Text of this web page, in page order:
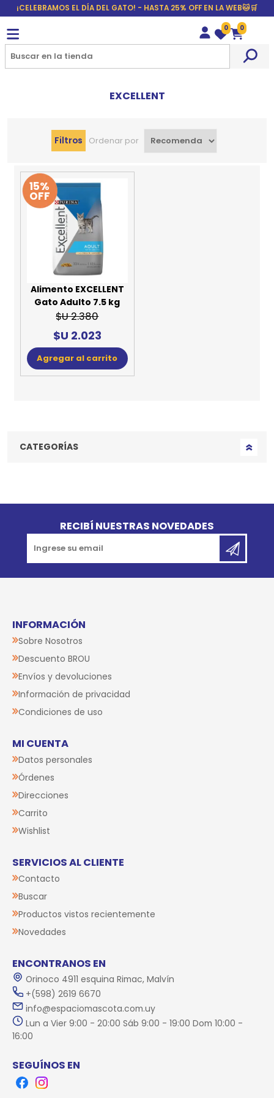
¡CELEBRAMOS EL DÍA DEL GATO! - HASTA 25% OFF EN LA WEB🐱🛒
Wishlist
0
Carrito
0
EXCELLENT
Filtros Ordenar por
15%
OFF
Alimento EXCELLENT
Gato Adulto 7.5 kg
$U 2.380
$U 2.023
Agregar al carrito
CATEGORÍAS
RECIBÍ NUESTRAS NOVEDADES
INFORMACIÓN
Sobre Nosotros
Descuento BROU
Envíos y devoluciones
Información de privacidad
Condiciones de uso
MI CUENTA
Datos personales
Órdenes
Direcciones
Carrito
Wishlist
SERVICIOS AL CLIENTE
Contacto
Buscar
Productos vistos recientemente
Novedades
ENCONTRANOS EN
Orinoco 4911 esquina Rimac, Malvín
+(598) 2619 6670
info@espaciomascota.com.uy
Lun a Vier 9:00 - 20:00 Sáb 9:00 - 19:00 Dom 10:00 -
16:00
SEGUÍNOS EN
FacebookInstagram